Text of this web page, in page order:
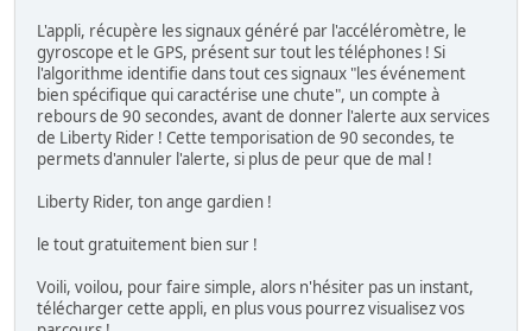
L'appli, récupère les signaux généré par l'accéléromètre, le
gyroscope et le GPS, présent sur tout les téléphones ! Si
l'algorithme identifie dans tout ces signaux "les événement
bien spécifique qui caractérise une chute", un compte à
rebours de 90 secondes, avant de donner l'alerte aux services
de Liberty Rider ! Cette temporisation de 90 secondes, te
permets d'annuler l'alerte, si plus de peur que de mal !
Liberty Rider, ton ange gardien !
le tout gratuitement bien sur !
Voili, voilou, pour faire simple, alors n'hésiter pas un instant,
télécharger cette appli, en plus vous pourrez visualisez vos